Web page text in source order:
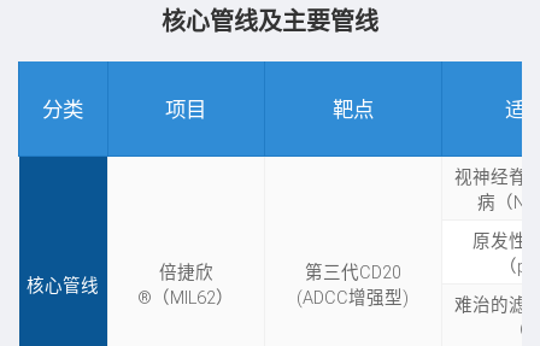
核心管线及主要管线
分类 项目 靶点 适
核心管线
倍捷欣
®（MIL62）
第三代CD20
(ADCC增强型)
视神经脊
病（
原发性
（
难治的滤
（